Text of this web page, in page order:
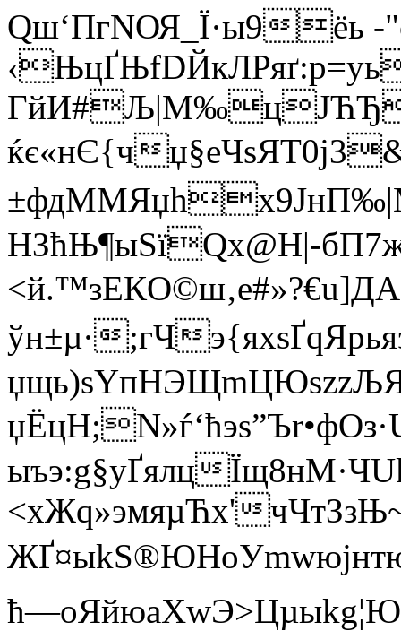
Qш‘ПгNОЯ_Ї·ы9ёь -
ќє«нЄ{ч
HЗћЊ¶ыЅїQx@H|-
ўн±µ·;гЧ
ыъэ:g§уҐялц
<хЖq»эмяµЋх'